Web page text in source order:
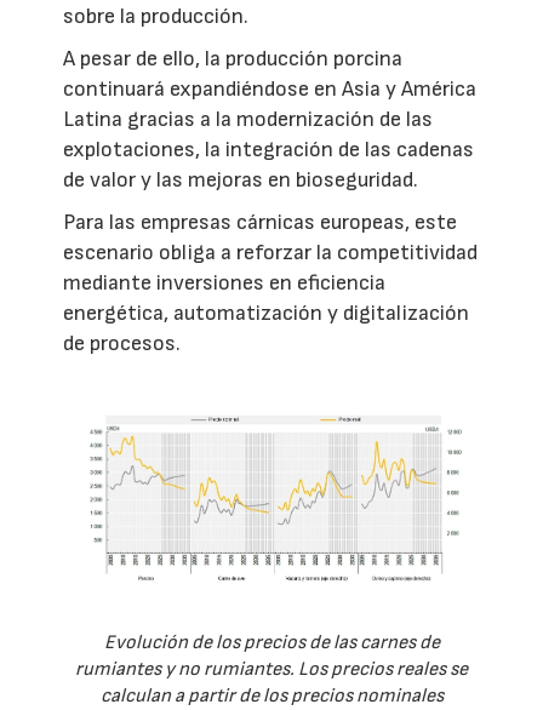
sobre la producción.
A pesar de ello, la producción porcina
continuará expandiéndose en Asia y América
Latina gracias a la modernización de las
explotaciones, la integración de las cadenas
de valor y las mejoras en bioseguridad.
Para las empresas cárnicas europeas, este
escenario obliga a reforzar la competitividad
mediante inversiones en eficiencia
energética, automatización y digitalización
de procesos.
Evolución de los precios de las carnes de
rumiantes y no rumiantes. Los precios reales se
calculan a partir de los precios nominales